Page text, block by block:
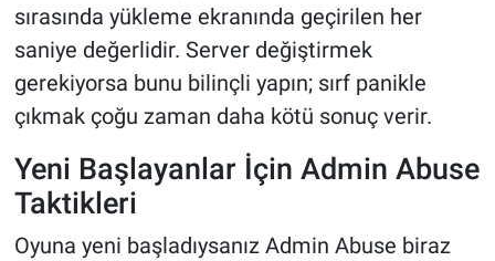
sırasında yükleme ekranında geçirilen her
saniye değerlidir. Server değiştirmek
gerekiyorsa bunu bilinçli yapın; sırf panikle
çıkmak çoğu zaman daha kötü sonuç verir.
Yeni Başlayanlar İçin Admin Abuse
Taktikleri
Oyuna yeni başladıysanız Admin Abuse biraz